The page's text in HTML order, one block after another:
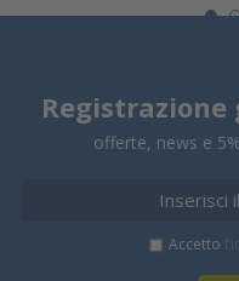
offerte, news e
Accetto